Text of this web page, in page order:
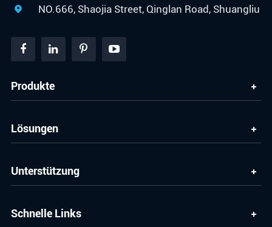
 NO.666, Shaojia Street, Qinglan Road, Shuangliu
Produkte
Lösungen
Unterstützung
Schnelle Links